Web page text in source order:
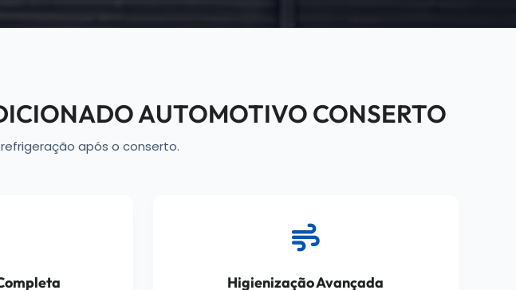
AUTOMOTIVO CONSERTO
após o conserto.
Higienização Avançada